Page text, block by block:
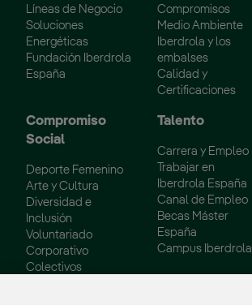
Líneas de Negocio
Soluciones
Energéticas
Fundación Iberdrola
España
Compromisos
Medio Ambiente
Iberdrola y los
embalses
Calidad y
Certificaciones
Compromiso
Social
Deporte Femenino
Arte y Cultura
Diversidad e
Inclusión
Voluntariado
Corporativo
Colectivos
Talento
Carrera y Empleo
Trabajar en
Iberdrola España
Canal de Empleo
Becas Máster
España
Campus Iberdrola